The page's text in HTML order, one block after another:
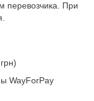
перевозчика. При
WayForPay